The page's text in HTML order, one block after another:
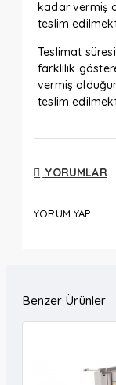
kadar vermiş
teslim
Teslimat
farklılık
vermiş
teslim
YORUMLAR
YORUM YAP
Benzer Ürünler